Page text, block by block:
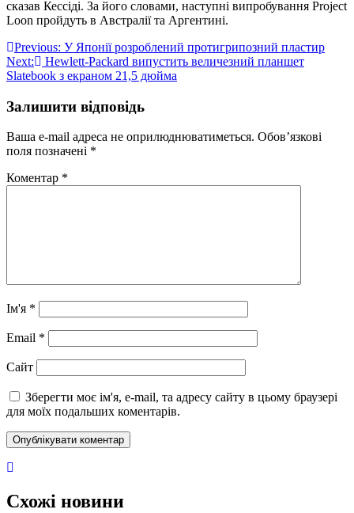
сказав Кессіді. За його словами, наступні випробування Project
Loon пройдуть в Австралії та Аргентині.
Навігація
записів
Previous: У Японії розроблений протигрипозний пластир
Next:
Hewlett-Packard випустить величезний планшет
Slatebook з екраном 21,5 дюйма
Залишити відповідь
Ваша e-mail адреса не оприлюднюватиметься. Обов’язкові
поля позначені *
Коментар *
Ім'я *
Email *
Сайт
Зберегти моє ім'я, e-mail, та адресу сайту в цьому браузері
для моїх подальших коментарів.
Схожі новини